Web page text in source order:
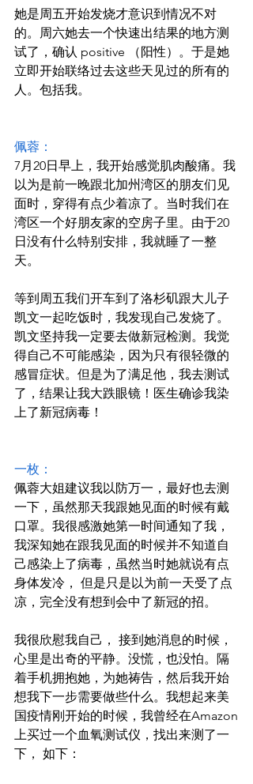
她是周五开始发烧才意识到情况不对
的。周六她去一个快速出结果的地方测
试了，确认 positive （阳性）。于是她
立即开始联络过去这些天见过的所有的
人。包括我。
佩蓉：
7月20日早上，我开始感觉肌肉酸痛。我
以为是前一晚跟北加州湾区的朋友们见
面时，穿得有点少着凉了。当时我们在
湾区一个好朋友家的空房子里。由于20
日没有什么特别安排，我就睡了一整
天。
等到周五我们开车到了洛杉矶跟大儿子
凯文一起吃饭时，我发现自己发烧了。
凯文坚持我一定要去做新冠检测。我觉
得自己不可能感染，因为只有很轻微的
感冒症状。但是为了满足他，我去测试
了，结果让我大跌眼镜！医生确诊我染
上了新冠病毒！
一枚：
佩蓉大姐建议我以防万一，最好也去测
一下，虽然那天我跟她见面的时候有戴
口罩。我很感激她第一时间通知了我，
我深知她在跟我见面的时候并不知道自
己感染上了病毒，虽然当时她就说有点
身体发冷， 但是只是以为前一天受了点
凉，完全没有想到会中了新冠的招。
我很欣慰我自己， 接到她消息的时候，
心里是出奇的平静。没慌，也没怕。隔
着手机拥抱她，为她祷告，然后我开始
想我下一步需要做些什么。我想起来美
国疫情刚开始的时候，我曾经在Amazon
上买过一个血氧测试仪，找出来测了一
下， 如下：